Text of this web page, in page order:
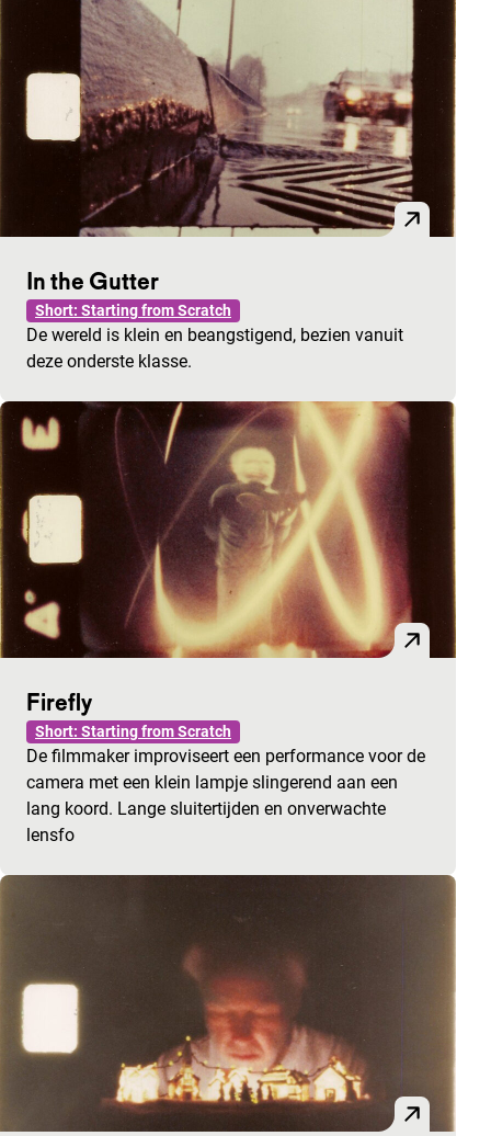
In the Gutter
Short: Starting from Scratch
De wereld is klein en beangstigend, bezien vanuit
deze onderste klasse.
Firefly
Short: Starting from Scratch
De filmmaker improviseert een performance voor de
camera met een klein lampje slingerend aan een
lang koord. Lange sluitertijden en onverwachte
lensfo